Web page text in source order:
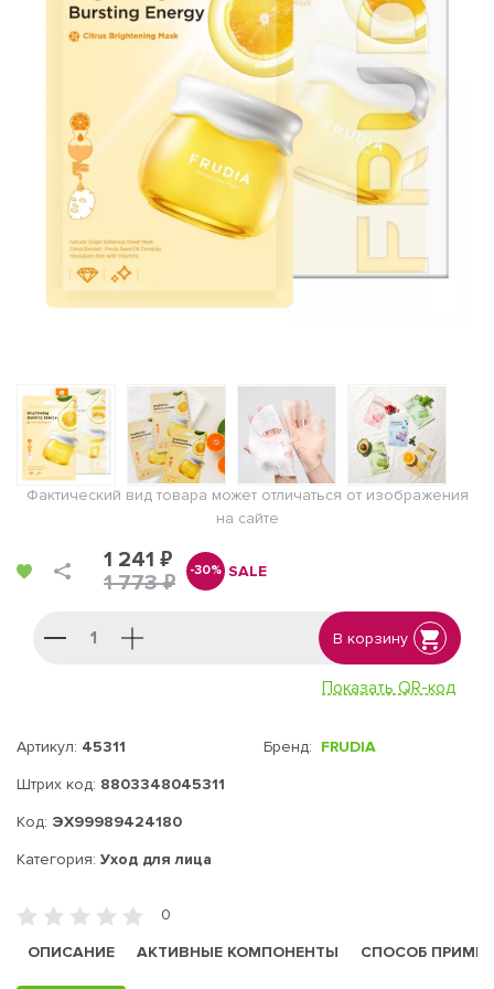
Фактический вид товара может отличаться от изображения
на сайте
1 241 ₽
1 773 ₽
-30% SALE
В корзину
Показать QR-код
Артикул: 45311
Штрих код: 8803348045311
Код: ЭХ99989424180
Бренд: FRUDIA
Категория: Уход для лица
0
ОПИСАНИЕ
АКТИВНЫЕ КОМПОНЕНТЫ СПОСОБ